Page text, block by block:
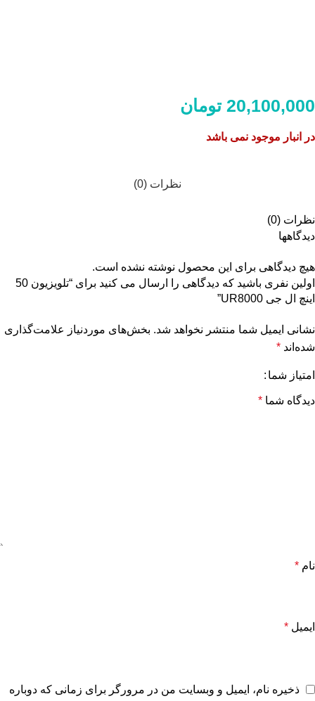
20,100,000 تومان
در انبار موجود نمی باشد
نظرات (0)
نظرات (0)
دیدگاهها
هیچ دیدگاهی برای این محصول نوشته نشده است.
اولین نفری باشید که دیدگاهی را ارسال می کنید برای “تلویزیون 50
اینچ ال جی UR8000”
نشانی ایمیل شما منتشر نخواهد شد. بخش‌های موردنیاز علامت‌گذاری
شده‌اند *
امتیاز شما
دیدگاه شما *
نام *
ایمیل *
ذخیره نام، ایمیل و وبسایت من در مرورگر برای زمانی که دوباره